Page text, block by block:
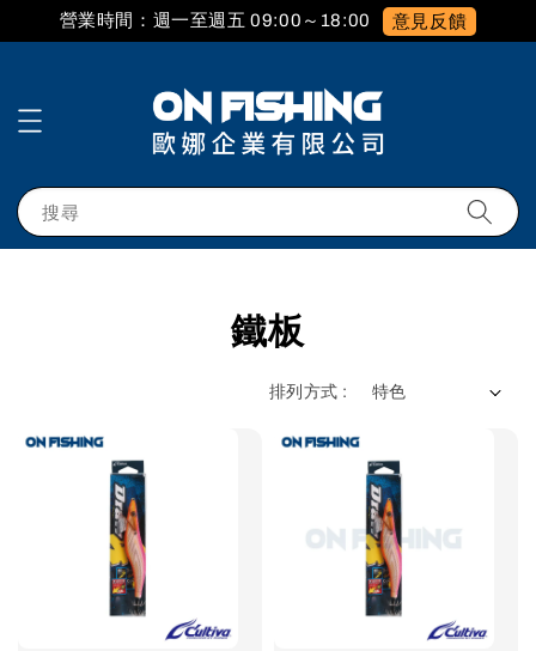
營業時間：週一至週五 09:00～18:00 意見反饋
搜尋
鐵板
排列方式 :